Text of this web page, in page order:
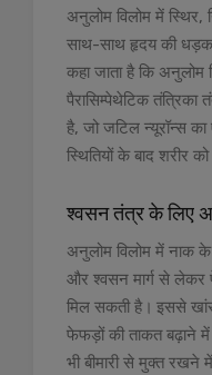
अनुलोम विलोम में स्थिर,
साथ-साथ हृदय की
कहा जाता है कि अनुलोम
पैरासिम्पेथेटिक
है, जो जटिल न्यूरॉन्स
स्थितियों के बाद शरीर
श्वसन तंत्र के लिए
अनुलोम विलोम में नाक
और श्वसन मार्ग से
मिल सकती है। इससे
फेफड़ों की ताकत बढ़ाने
भी बीमारी से मुक्त रखने